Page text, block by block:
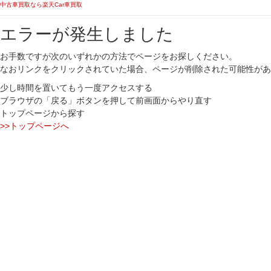
中古車買取なら楽天Car車買取
エラーが発生しました
お手数ですが次のいずれかの方法でページをお探しください。
なおリンクをクリックされていた場合、ページが削除された可能性が
少し時間を置いてもう一度アクセスする
ブラウザの「戻る」ボタンを押して前画面からやり直す
トップページから探す
>>トップページへ